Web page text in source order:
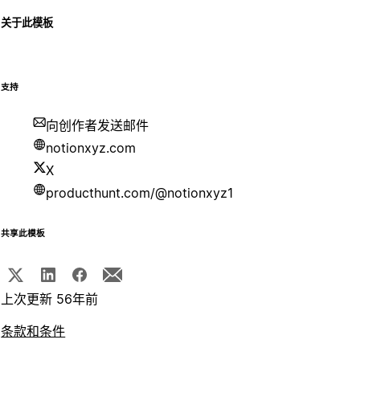
关于此模板
支持
向创作者发送邮件
notionxyz.com
X
producthunt.com/@notionxyz1
共享此模板
上次更新 56年前
条款和条件